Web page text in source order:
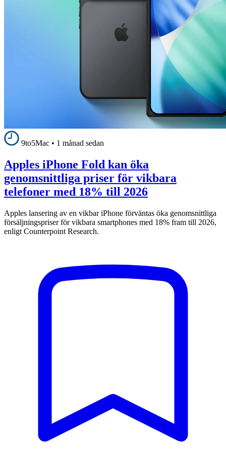
9to5Mac • 1 månad sedan
Apples iPhone Fold kan öka
genomsnittliga priser för vikbara
telefoner med 18% till 2026
Apples lansering av en vikbar iPhone förväntas öka genomsnittliga
försäljningspriser för vikbara smartphones med 18% fram till 2026,
enligt Counterpoint Research.